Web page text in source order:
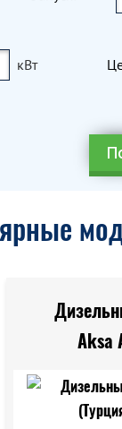
кВт
Aksa